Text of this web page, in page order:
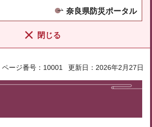
奈良県防災ポータル
閉じる
ページ番号：10001 更新日：2026年2月27日